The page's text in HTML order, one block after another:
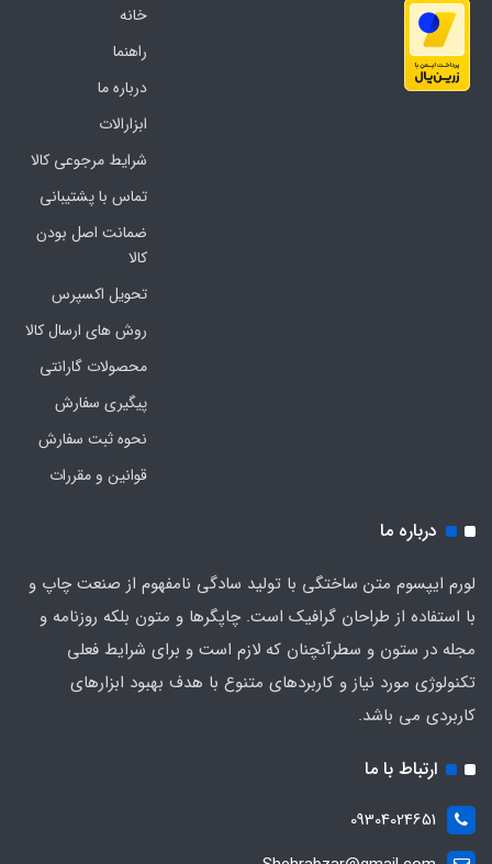
خانه
راهنما
درباره ما
ابزارالات
شرایط مرجوعی کالا
تماس با پشتیبانی
ضمانت اصل بودن
کالا
تحویل اکسپرس
روش های ارسال کالا
محصولات گارانتی
پیگیری سفارش
نحوه ثبت سفارش
قوانین و مقررات
درباره ما
لورم ایپسوم متن ساختگی با تولید سادگی نامفهوم از صنعت چاپ و
با استفاده از طراحان گرافیک است. چاپگرها و متون بلکه روزنامه و
مجله در ستون و سطرآنچنان که لازم است و برای شرایط فعلی
تکنولوژی مورد نیاز و کاربردهای متنوع با هدف بهبود ابزارهای
کاربردی می باشد.
ارتباط با ما
09304024651